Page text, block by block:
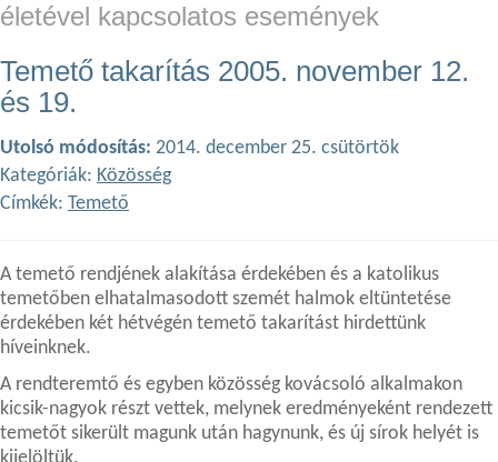
életével kapcsolatos események
Temető takarítás 2005. november 12.
és 19.
Utolsó módosítás: 2014. december 25. csütörtök
Kategóriák: Közösség
Címkék: Temető
A temető rendjének alakítása érdekében és a katolikus
temetőben elhatalmasodott szemét halmok eltüntetése
érdekében két hétvégén temető takarítást hirdettünk
híveinknek.
A rendteremtő és egyben közösség kovácsoló alkalmakon
kicsik-nagyok részt vettek, melynek eredményeként rendezett
temetőt sikerült magunk után hagynunk, és új sírok helyét is